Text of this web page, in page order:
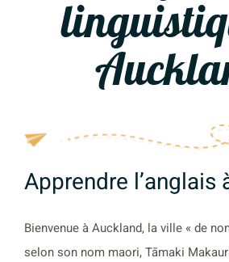
Apprendre l’anglais
Bienvenue à Auckland, la ville « de
selon son nom maori, Tāmaki